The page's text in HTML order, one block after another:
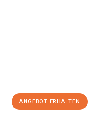
ANGEBOT ERHALTEN